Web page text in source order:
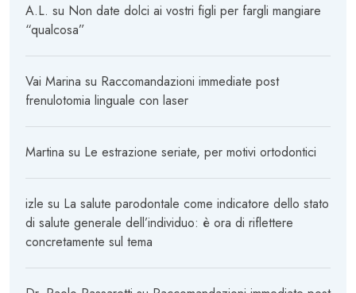
A.L. su Non date dolci ai vostri figli per fargli mangiare
“qualcosa”
Vai Marina su Raccomandazioni immediate post
frenulotomia linguale con laser
Martina su Le estrazione seriate, per motivi ortodontici
izle su La salute parodontale come indicatore dello stato
di salute generale dell’individuo: è ora di riflettere
concretamente sul tema